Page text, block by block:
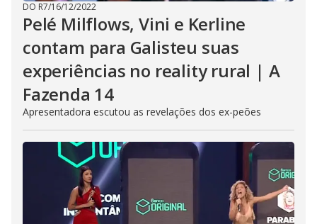
DO R7/16/12/2022
Pelé Milflows, Vini e Kerline
contam para Galisteu suas
experiências no reality rural | A
Fazenda 14
Apresentadora escutou as revelações dos ex-peões